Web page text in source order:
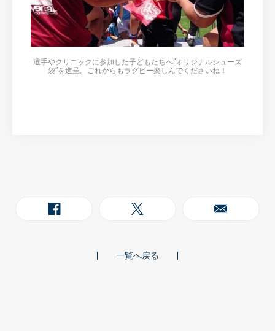
選手やクリニックに参加した子どもたちへ”オリジナルシューズ
袋”を進呈。これからもラグビー楽しんでくださいね！
一覧へ戻る